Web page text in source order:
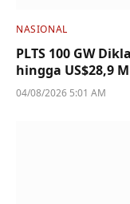
NASIONAL
PLTS 100 GW
hingga US$28,9
04/08/2026 5:01 AM